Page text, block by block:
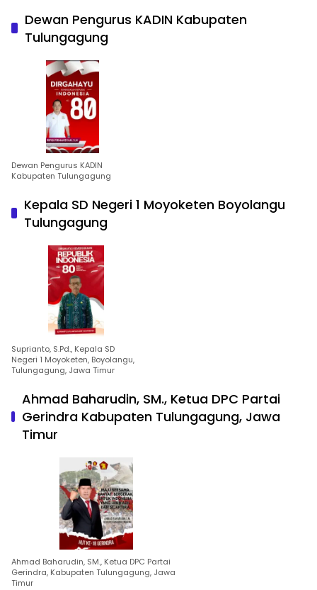
Dewan Pengurus KADIN Kabupaten
Tulungagung
Dewan Pengurus KADIN
Kabupaten Tulungagung
Kepala SD Negeri 1 Moyoketen Boyolangu
Tulungagung
Suprianto, S.Pd., Kepala SD
Negeri 1 Moyoketen, Boyolangu,
Tulungagung, Jawa Timur
Ahmad Baharudin, SM., Ketua DPC Partai
Gerindra Kabupaten Tulungagung, Jawa
Timur
Ahmad Baharudin, SM., Ketua DPC Partai
Gerindra, Kabupaten Tulungagung, Jawa
Timur